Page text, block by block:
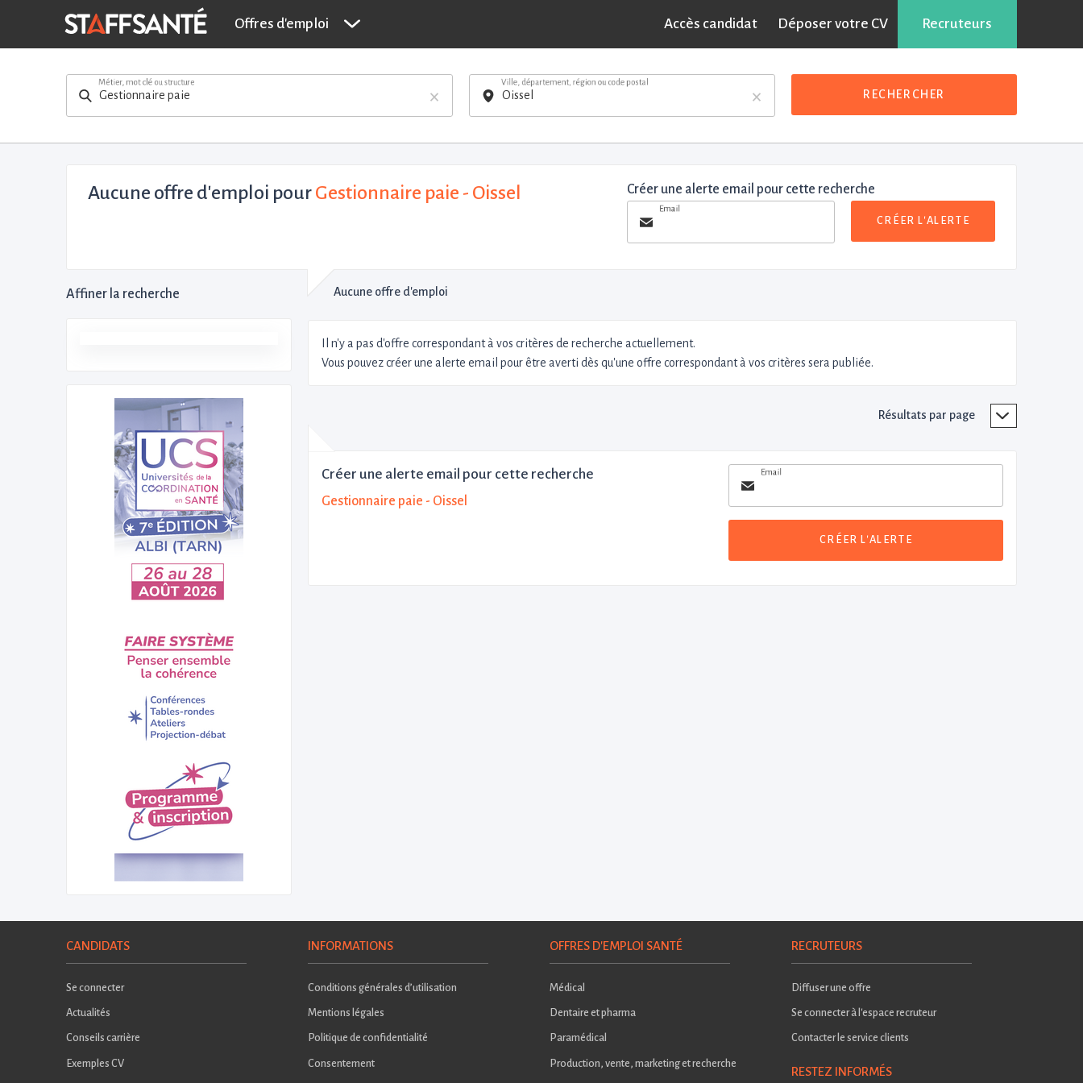
Offres d'emploi Accès candidat Déposer votre CV Recruteurs
×
Métier, mot clé ou structure
×
Ville, département, région ou code postal
RECHERCHER
Aucune offre d'emploi pourGestionnaire paie - Oissel Créer une alerte email pour cette recherche
Email
CRÉER L'ALERTE
Affiner la recherche Aucune offre d'emploi
Il n'y a pas d'offre correspondant à vos critères de recherche actuellement.
Vous pouvez créer une alerte email pour être averti dès qu'une offre correspondant à vos critères sera publiée.
Résultats par page
Créer une alerte email pour cette recherche
Gestionnaire paie - Oissel
Email
CRÉER L'ALERTE
CANDIDATS
Se connecter
Actualités
Conseils carrière
Exemples CV
INFORMATIONS
Conditions générales d’utilisation
Mentions légales
Politique de confidentialité
Consentement
OFFRES D'EMPLOI SANTÉ
Médical
Dentaire et pharma
Paramédical
Production, vente, marketing et recherche
RECRUTEURS
Diffuser une offre
Se connecter à l'espace recruteur
Contacter le service clients
RESTEZ INFORMÉS